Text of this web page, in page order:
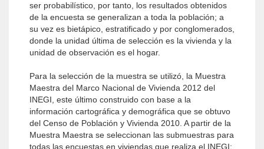
ser probabilístico, por tanto, los resultados obtenidos
de la encuesta se generalizan a toda la población; a
su vez es bietápico, estratificado y por conglomerados,
donde la unidad última de selección es la vivienda y la
unidad de observación es el hogar.
Para la selección de la muestra se utilizó, la Muestra
Maestra del Marco Nacional de Vivienda 2012 del
INEGI, este último construido con base a la
información cartográfica y demográfica que se obtuvo
del Censo de Población y Vivienda 2010. A partir de la
Muestra Maestra se seleccionan las submuestras para
todas las encuestas en viviendas que realiza el INEGI;